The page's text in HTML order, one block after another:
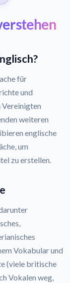
für
und
Vereinigten
weiteren
englische
um
zu erstellen.
Vokabular und
(viele britische
Vokalen weg,